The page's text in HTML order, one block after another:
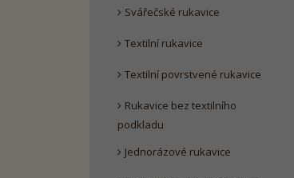
Svářečské rukavice
Textilní rukavice
Textilní povrstvené rukavice
Rukavice bez textilního
podkladu
Jednorázové rukavice